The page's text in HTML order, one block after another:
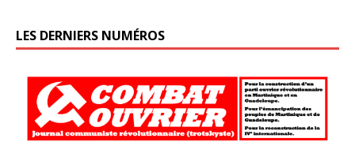
LES DERNIERS NUMÉROS